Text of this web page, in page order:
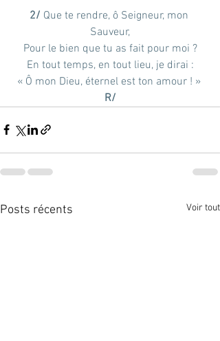
2/ Que te rendre, ô Seigneur, mon
Sauveur,
Pour le bien que tu as fait pour moi ?
En tout temps, en tout lieu, je dirai :
« Ô mon Dieu, éternel est ton amour ! »
R/
Posts récents Voir tout